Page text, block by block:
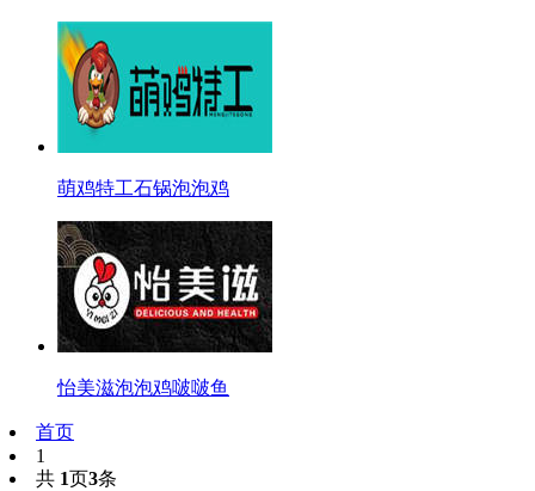
萌鸡特工石锅泡泡鸡
怡美滋泡泡鸡啵啵鱼
首页
1
共 1页3条